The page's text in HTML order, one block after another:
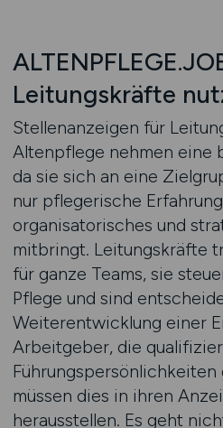
Leitungskräfte
Stellenanzeigen für
Altenpflege nehmen eine
da sie sich an eine
nur pflegerische
organisatorisches und
mitbringt. Leitungskräfte
für ganze Teams, sie
Pflege und sind
Weiterentwicklung einer
Arbeitgeber, die
müssen dies in ihren
herausstellen. Es geht